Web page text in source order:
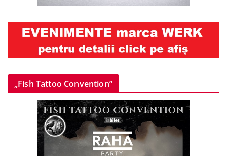
„Fish Tattoo Convention”